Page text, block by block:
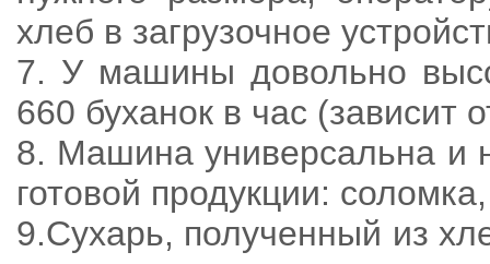
хлеб в загрузочное
7. У машины довольно
660 буханок в час (зависит
8. Машина универсальна и
готовой продукции:
9.Сухарь, полученный из